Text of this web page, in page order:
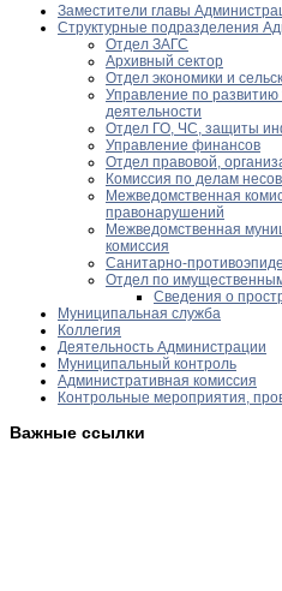
Заместители главы
Структурные подразделения
Отдел ЗАГС
Архивный сектор
Отдел экономики и
Управление по
деятельности
Отдел ГО, ЧС, защиты
Управление финансов
Отдел правовой,
Комиссия по делам
Межведомственная
правонарушений
Межведомственная
комиссия
Санитарно-
Отдел по
Сведения о
Муниципальная служба
Коллегия
Деятельность Администрации
Муниципальный контроль
Административная комиссия
Контрольные мероприятия,
Важные ссылки